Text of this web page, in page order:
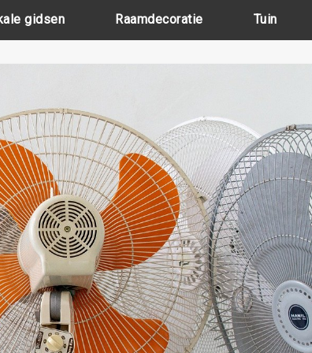
gidsen Raamdecoratie Tuin